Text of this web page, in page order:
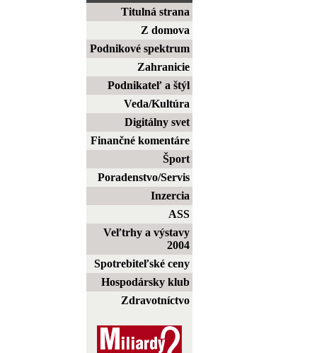
Titulná strana
Z domova
Podnikové spektrum
Zahranicie
Podnikateľ a štýl
Veda/Kultúra
Digitálny svet
Finančné komentáre
Šport
Poradenstvo/Servis
Inzercia
ASS
Veľtrhy a výstavy
2004
Spotrebiteľské ceny
Hospodársky klub
Zdravotníctvo